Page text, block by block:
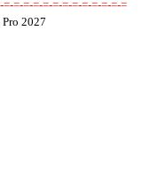
=-=-=-=-=-=-=-=-=-=-=-=
2027